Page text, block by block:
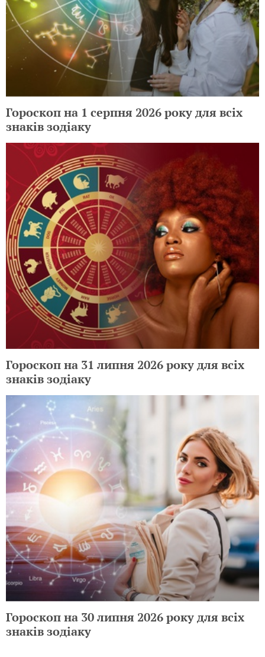
Гороскоп на 1 серпня 2026 року для всіх
знаків зодіаку
Гороскоп на 31 липня 2026 року для всіх
знаків зодіаку
Гороскоп на 30 липня 2026 року для всіх
знаків зодіаку